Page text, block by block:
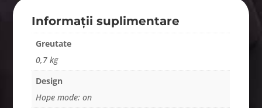
Informații suplimentare
Greutate
0,7 kg
Design
Hope mode: on